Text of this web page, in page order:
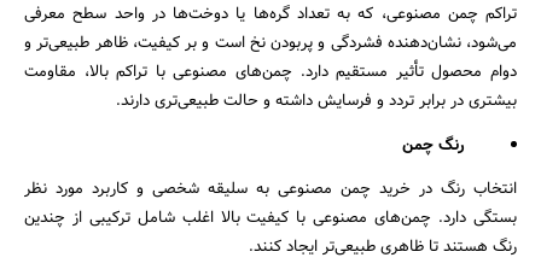
تراکم چمن مصنوعی، که به تعداد گره‌ها یا دوخت‌ها در واحد سطح معرفی
می‌شود، نشان‌دهنده فشردگی و پربودن نخ است و بر کیفیت، ظاهر طبیعی‌تر و
دوام محصول تأثیر مستقیم دارد. چمن‌های مصنوعی با تراکم بالا، مقاومت
بیشتری در برابر تردد و فرسایش داشته و حالت طبیعی‌تری دارند.
رنگ چمن
انتخاب رنگ در خرید چمن مصنوعی به سلیقه شخصی و کاربرد مورد نظر
بستگی دارد. چمن‌های مصنوعی با کیفیت بالا اغلب شامل ترکیبی از چندین
رنگ هستند تا ظاهری طبیعی‌تر ایجاد کنند.